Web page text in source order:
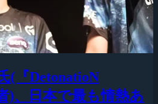
(『DetonatioN
)、日本で最も情熱あ